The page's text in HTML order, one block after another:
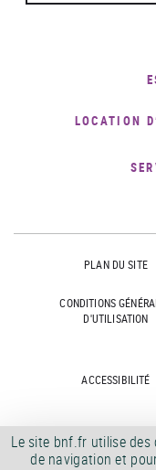
LOCATION
PLAN DU SITE
CONDITIONS
D'UTILISATION
ACCESSIBILITÉ
MARCHÉS PUBLICS
Le site bnf.fr utilise des
de navigation et